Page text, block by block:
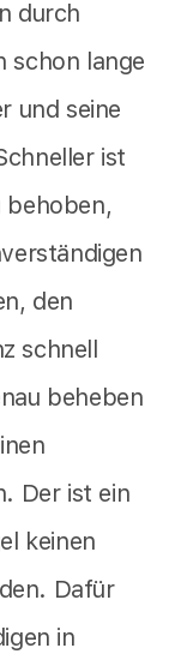
durch
schon lange
und seine
ist
behoben,
den
schnell
beheben
Der ist ein
keinen
Dafür
in